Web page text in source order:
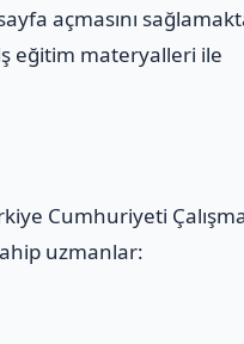
açmasını
eğitim materyalleri ile
Cumhuriyeti
uzmanlar: